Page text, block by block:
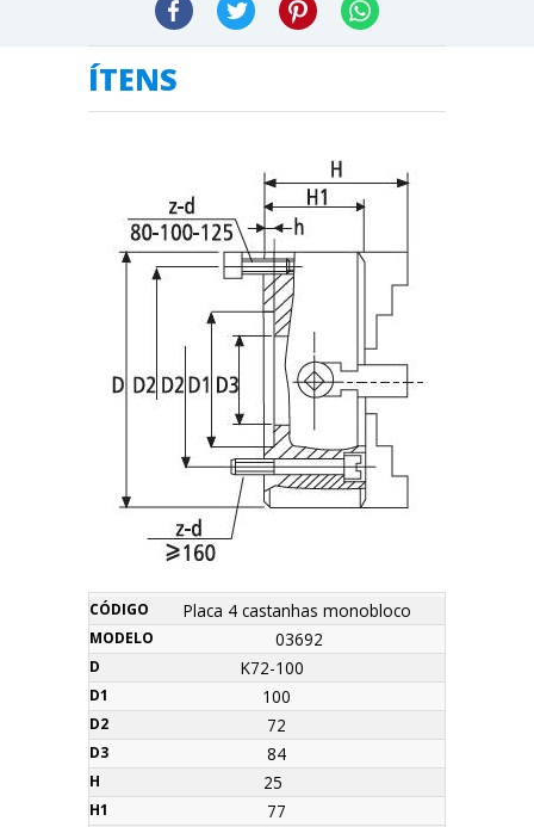
Facebook Twitter Pinterest
ÍTENS
NomeCódigo Modelo D D1D2D3HH1 hz-
d
Máx.
R.P.M
Orçamento
Placa 4 castanhas monobloco
03692
K72-100
100
72
84
25
77